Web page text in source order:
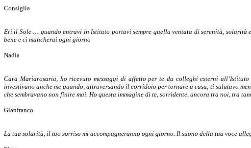
Consiglia
Eri il Sole … quando entravi in Istituto portavi sempre quella ventata di serenità,
bene e ci mancherai ogni giorno
Nadia
Cara Mariarosaria, ho ricevuto messaggi di affetto per te da colleghi esterni
investivano anche me quando, attraversando il corridoio per tornare a casa, ti salutavo
che sembravano non finire mai. Ho questa immagine di te, sorridente, ancora tra noi, tra
Gianfranco
La tua solarità, il tuo sorriso mi accompagneranno ogni giorno. Il suono della tua voce